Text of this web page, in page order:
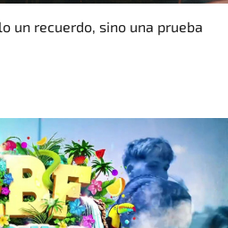
un recuerdo, sino una prueba